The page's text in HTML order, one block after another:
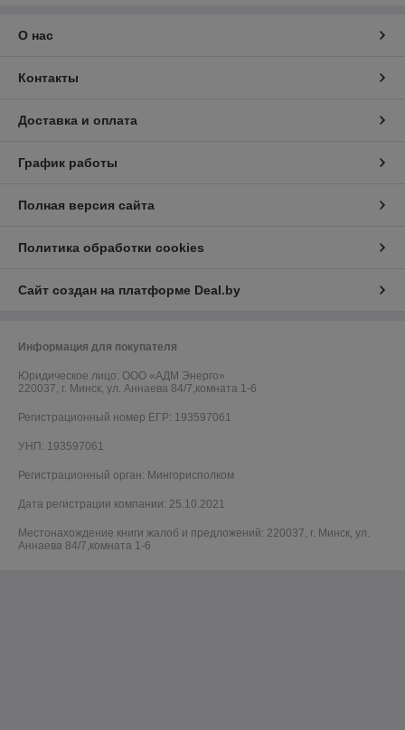
О нас
Контакты
Доставка и оплата
График работы
Полная версия сайта
Политика обработки cookies
Сайт создан на платформе Deal.by
Информация для покупателя
Юридическое лицо: ООО «АДМ Энерго»
220037, г. Минск, ул. Аннаева 84/7,комната 1-6
Регистрационный номер ЕГР: 193597061
УНП: 193597061
Регистрационный орган: Мингорисполком
Дата регистрации компании: 25.10.2021
Местонахождение книги жалоб и предложений: 220037, г. Минск, ул.
Аннаева 84/7,комната 1-6